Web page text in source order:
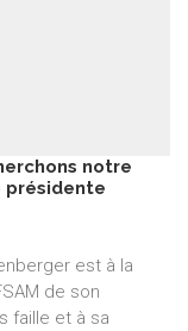
notre
présidente
est à la
de son
faille et à sa